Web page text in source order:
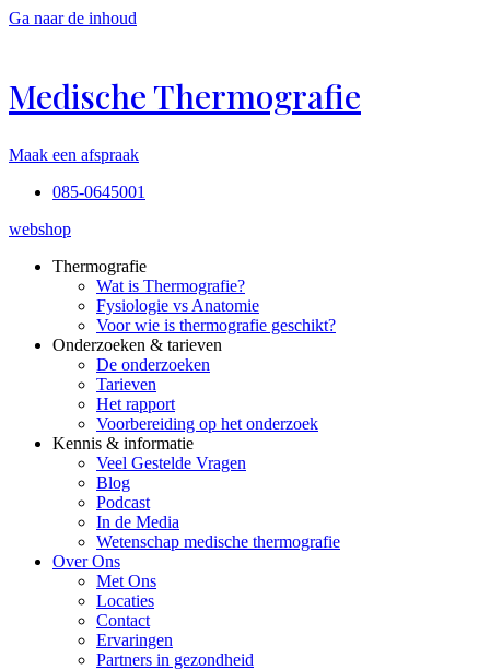
Ga naar de inhoud
Medische Thermografie
Maak een afspraak
085-0645001
webshop
Thermografie
Wat is Thermografie?
Fysiologie vs Anatomie
Voor wie is thermografie geschikt?
Onderzoeken & tarieven
De onderzoeken
Tarieven
Het rapport
Voorbereiding op het onderzoek
Kennis & informatie
Veel Gestelde Vragen
Blog
Podcast
In de Media
Wetenschap medische thermografie
Over Ons
Met Ons
Locaties
Contact
Ervaringen
Partners in gezondheid